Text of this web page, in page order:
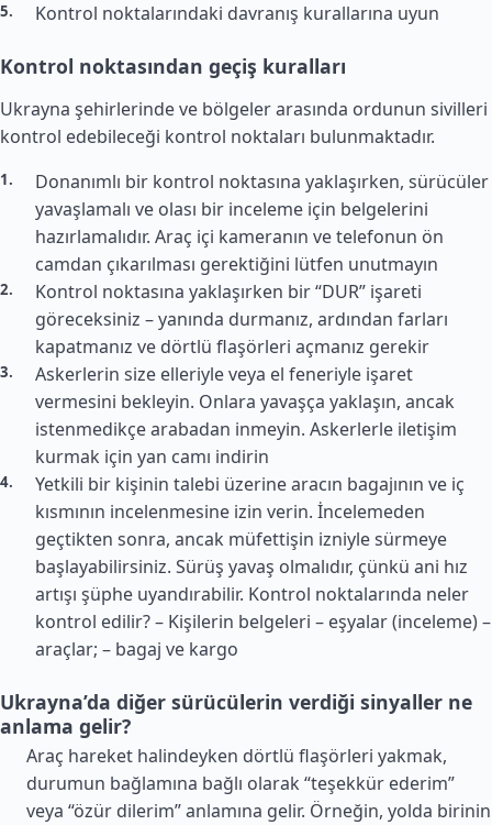
Kontrol noktalarındaki davranış kurallarına uyun
Kontrol noktasından geçiş kuralları
Ukrayna şehirlerinde ve bölgeler arasında ordunun sivilleri
kontrol edebileceği kontrol noktaları bulunmaktadır.
Donanımlı bir kontrol noktasına yaklaşırken, sürücüler
yavaşlamalı ve olası bir inceleme için belgelerini
hazırlamalıdır. Araç içi kameranın ve telefonun ön
camdan çıkarılması gerektiğini lütfen unutmayın
Kontrol noktasına yaklaşırken bir “DUR” işareti
göreceksiniz – yanında durmanız, ardından farları
kapatmanız ve dörtlü flaşörleri açmanız gerekir
Askerlerin size elleriyle veya el feneriyle işaret
vermesini bekleyin. Onlara yavaşça yaklaşın, ancak
istenmedikçe arabadan inmeyin. Askerlerle iletişim
kurmak için yan camı indirin
Yetkili bir kişinin talebi üzerine aracın bagajının ve iç
kısmının incelenmesine izin verin. İncelemeden
geçtikten sonra, ancak müfettişin izniyle sürmeye
başlayabilirsiniz. Sürüş yavaş olmalıdır, çünkü ani hız
artışı şüphe uyandırabilir. Kontrol noktalarında neler
kontrol edilir? – Kişilerin belgeleri – eşyalar (inceleme) –
araçlar; – bagaj ve kargo
Ukrayna’da diğer sürücülerin verdiği sinyaller ne
anlama gelir?
Araç hareket halindeyken dörtlü flaşörleri yakmak,
durumun bağlamına bağlı olarak “teşekkür ederim”
veya “özür dilerim” anlamına gelir. Örneğin, yolda birinin